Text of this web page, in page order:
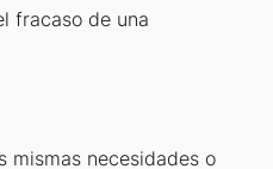
fracaso de una
mismas necesidades o